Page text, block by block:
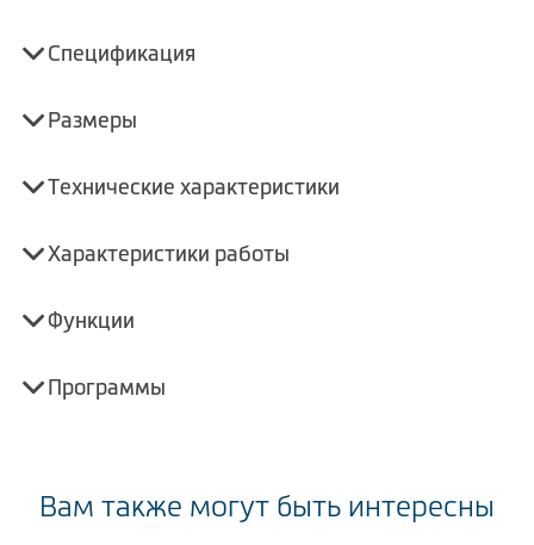
Спецификация
Размеры
Технические характеристики
Характеристики работы
Функции
Программы
Вам также могут быть интересны